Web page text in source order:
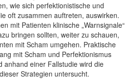
wie sich perfektionistische und
oft zusammen auftreten, auswirken.
mit Patienten klinische „Warnsignale“
bringen sollten, weiter zu schauen,
mit Scham umgehen. Praktische
mit Scham und Perfektionismus
anhand einer Fallstudie wird die
Strategien untersucht.